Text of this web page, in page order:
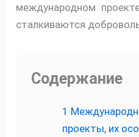
международном
сталкиваются
Содержание
1
проекты, их